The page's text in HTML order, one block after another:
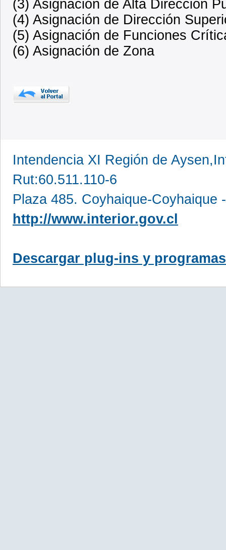
(3) Asignación de Alta Dirección
(4) Asignación de Dirección
(5) Asignación de Funciones
(6) Asignación de Zona
Intendencia XI Región de
Rut:60.511.110-6
Plaza 485. Coyhaique-Coyhaique
http://www.interior.gov.cl
Descargar plug-ins y